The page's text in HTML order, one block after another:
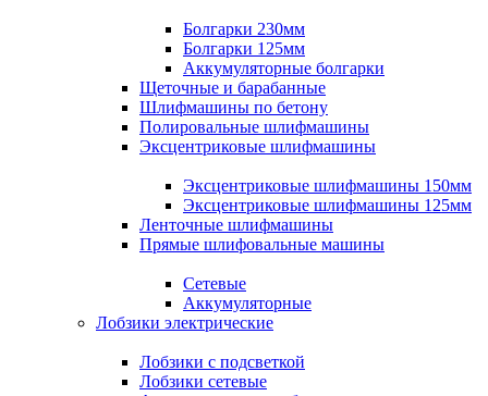
Болгарки 230мм
Болгарки 125мм
Аккумуляторные болгарки
Щеточные и барабанные
Шлифмашины по бетону
Полировальные шлифмашины
Эксцентриковые шлифмашины
Эксцентриковые шлифмашины 150мм
Эксцентриковые шлифмашины 125мм
Ленточные шлифмашины
Прямые шлифовальные машины
Сетевые
Аккумуляторные
Лобзики электрические
Лобзики с подсветкой
Лобзики сетевые